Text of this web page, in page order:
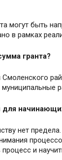
могут быть
в рамках
гранта?
нет
и